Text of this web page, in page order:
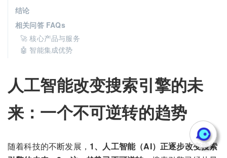
人工智能改变搜索引擎的未
来：一个不可逆转的趋势
随着科技的不断发展， 1、人工智能（AI）正逐步改变搜索
结论
相关问答 FAQs
🚀 核心产品与服务
🤖 智能集成优势